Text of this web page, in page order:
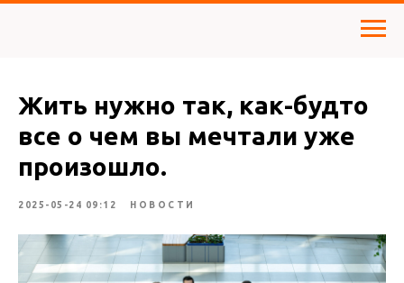
Жить нужно так, как-будто
все о чем вы мечтали уже
произошло.
2025-05-24 09:12 НОВОСТИ